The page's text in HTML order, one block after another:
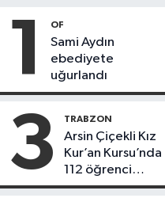
1 OF
Sami Aydın
ebediyete
uğurlandı
3 TRABZON
Arsin Çiçekli Kız
Kur’an Kursu’nda
112 öğrenci
icazet aldı